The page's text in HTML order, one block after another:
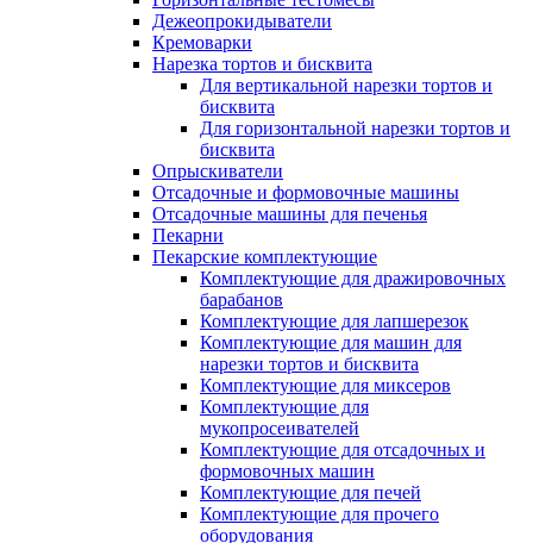
Дежеопрокидыватели
Кремоварки
Нарезка тортов и бисквита
Для вертикальной нарезки тортов и
бисквита
Для горизонтальной нарезки тортов и
бисквита
Опрыскиватели
Отсадочные и формовочные машины
Отсадочные машины для печенья
Пекарни
Пекарские комплектующие
Комплектующие для дражировочных
барабанов
Комплектующие для лапшерезок
Комплектующие для машин для
нарезки тортов и бисквита
Комплектующие для миксеров
Комплектующие для
мукопросеивателей
Комплектующие для отсадочных и
формовочных машин
Комплектующие для печей
Комплектующие для прочего
оборудования